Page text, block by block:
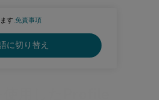
す.免責事項
に切り替え